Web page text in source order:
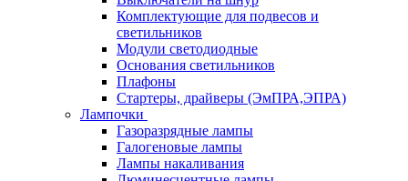
Комплектующие для подвесов и
светильников
Модули светодиодные
Основания светильников
Плафоны
Стартеры, драйверы (ЭмПРА,ЭПРА)
Лампочки
Газоразрядные лампы
Галогеновые лампы
Лампы накаливания